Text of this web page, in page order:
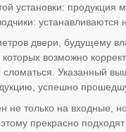
установки:
устанавливаются
двери, будущему
которых возможно
Указанный
успешно
не только на входные,
прекрасно